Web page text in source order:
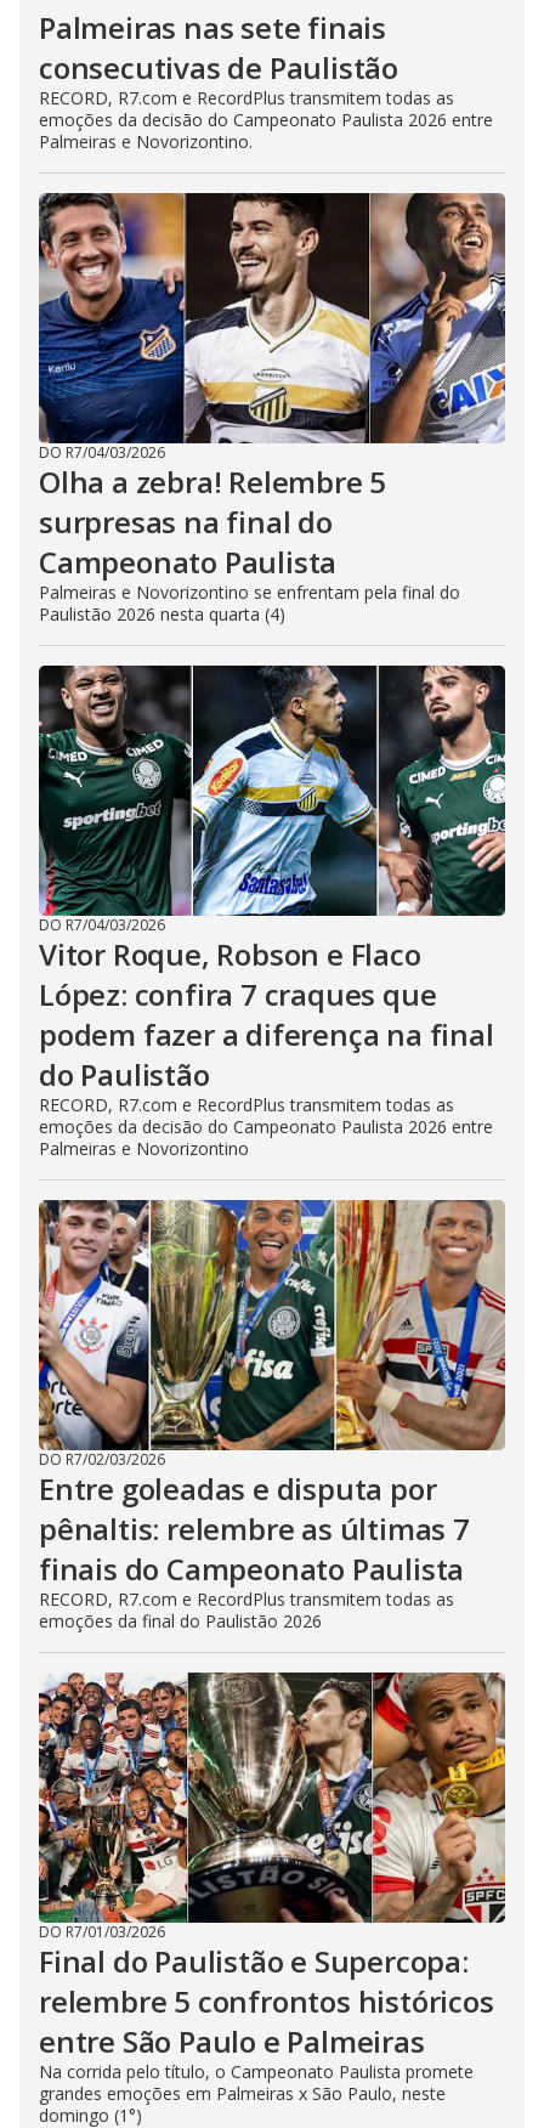
Palmeiras nas sete finais
consecutivas de Paulistão
RECORD, R7.com e RecordPlus transmitem todas as
emoções da decisão do Campeonato Paulista 2026 entre
Palmeiras e Novorizontino.
DO R7/04/03/2026
Olha a zebra! Relembre 5
surpresas na final do
Campeonato Paulista
Palmeiras e Novorizontino se enfrentam pela final do
Paulistão 2026 nesta quarta (4)
DO R7/04/03/2026
Vitor Roque, Robson e Flaco
López: confira 7 craques que
podem fazer a diferença na final
do Paulistão
RECORD, R7.com e RecordPlus transmitem todas as
emoções da decisão do Campeonato Paulista 2026 entre
Palmeiras e Novorizontino
DO R7/02/03/2026
Entre goleadas e disputa por
pênaltis: relembre as últimas 7
finais do Campeonato Paulista
RECORD, R7.com e RecordPlus transmitem todas as
emoções da final do Paulistão 2026
DO R7/01/03/2026
Final do Paulistão e Supercopa:
relembre 5 confrontos históricos
entre São Paulo e Palmeiras
Na corrida pelo título, o Campeonato Paulista promete
grandes emoções em Palmeiras x São Paulo, neste
domingo (1°)